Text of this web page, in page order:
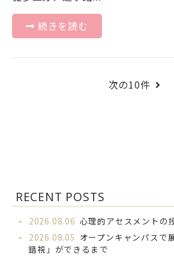
続きを読む
次の10件
RECENT POSTS
2026.08.06 心理的アセスメントの
2026.08.05 オープンキャンパスで
錯視」ができるまで